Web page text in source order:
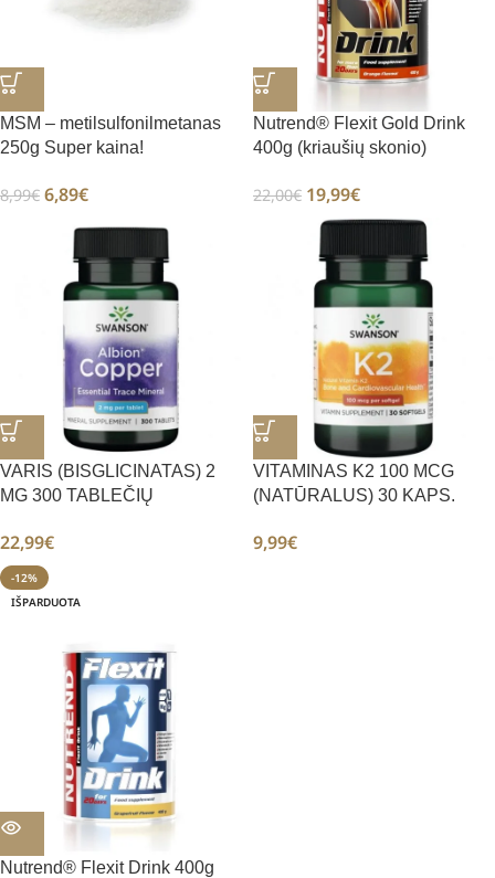
MSM – metilsulfonilmetanas
250g Super kaina!
8,99€ 6,89€
Nutrend® Flexit Gold Drink
400g (kriaušių skonio)
22,00€ 19,99€
VARIS (BISGLICINATAS) 2
MG 300 TABLEČIŲ
22,99€
VITAMINAS K2 100 MCG
(NATŪRALUS) 30 KAPS.
9,99€
-12%
IŠPARDUOTA
Nutrend® Flexit Drink 400g